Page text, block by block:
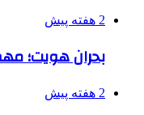
2 هفته پیش
بحران هویت؛
2 هفته پیش